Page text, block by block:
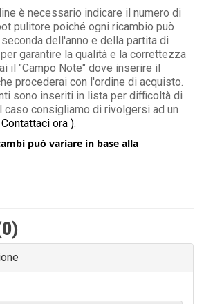
è necessario indicare il numero di
pulitore poiché ogni ricambio può
dell'anno e della partita di
garantire la qualità e la correttezza
il "Campo Note" dove inserire il
procederai con l'ordine di acquisto.
sono inseriti in lista per difficoltà di
caso consigliamo di rivolgersi ad un
ora ).
può variare in base alla